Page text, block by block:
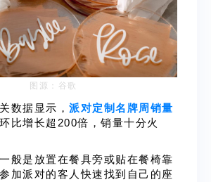
图源：谷歌
数据显示， 派对定制名牌周销量
环比增长超200倍，销量十分火
般是放置在餐具旁或贴在餐椅靠
加派对的客人快速找到自己的座